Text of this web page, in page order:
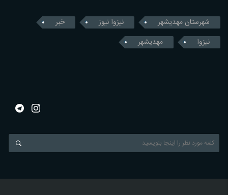
شهرستان مهدیشهر نیزوا نیوز
خبر
نیزوا
مهدیشهر